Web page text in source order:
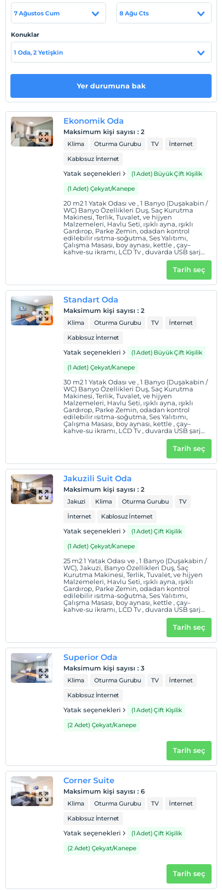
19 km uzaklıktadır. En yakın havaalanı olan İstanbul
Havaalanı 34 km mesafededir.
En erken saat 14:00 ve sonrası
Check/out
En geç saat 11:00 ve öncesi
Evcil hayvan barınabilir
Sigara içilen alanlar var
2 yaşına kadar olan bebekler ücretsizdir.
Her bir oda için 1. çocuk 4 yaşına kadar ücretsizdir
Her bir oda için 2. çocuk 4 yaşına kadar ücretsizdir
7 Ağustos Cum 8 Ağu Cts
Konuklar
1 Oda, 2 Yetişkin
Yer durumuna bak
Ekonomik Oda
Maksimum kişi sayısı : 2
Klima Oturma Gurubu TV
İnternet
Kablosuz İnternet
Yatak seçenekleri
(1 Adet) Büyük Çift Kişilik
(1 Adet) Çekyat/Kanepe
20 m2 1 Yatak Odası ve , 1 Banyo (Duşakabin /
WC) Banyo Özellikleri Duş, Saç Kurutma
Makinesi, Terlik, Tuvalet, ve hijyen
Malzemeleri, Havlu Seti, ışıklı ayna, ışıklı
Gardırop, Parke Zemin, odadan kontrol
edilebilir ısıtma-soğutma, Ses Yalıtımı,
Çalışma Masası, boy aynası, kettle , çay–
kahve-su ikramı, LCD Tv , duvarda USB şarj
Tarih seç
Standart Oda
Maksimum kişi sayısı : 2
Klima Oturma Gurubu TV
İnternet
Kablosuz İnternet
Yatak seçenekleri
(1 Adet) Büyük Çift Kişilik
(1 Adet) Çekyat/Kanepe
30 m2 1 Yatak Odası ve , 1 Banyo (Duşakabin /
WC) Banyo Özellikleri Duş, Saç Kurutma
Makinesi, Terlik, Tuvalet, ve hijyen
Malzemeleri, Havlu Seti, ışıklı ayna, ışıklı
Gardırop, Parke Zemin, odadan kontrol
edilebilir ısıtma-soğutma, Ses Yalıtımı,
Çalışma Masası, boy aynası, kettle , çay–
kahve-su ikramı, LCD Tv , duvarda USB şarj
Tarih seç
Jakuzili Suit Oda
Maksimum kişi sayısı : 2
Jakuzi Klima Oturma Gurubu
TV
İnternet
Kablosuz İnternet
Yatak seçenekleri
(1 Adet) Çift Kişilik
(1 Adet) Çekyat/Kanepe
25 m2 1 Yatak Odası ve , 1 Banyo (Duşakabin /
WC), Jakuzi, Banyo Özellikleri Duş, Saç
Kurutma Makinesi, Terlik, Tuvalet, ve hijyen
Malzemeleri, Havlu Seti, ışıklı ayna, ışıklı
Gardırop, Parke Zemin, odadan kontrol
edilebilir ısıtma-soğutma, Ses Yalıtımı,
Çalışma Masası, boy aynası, kettle , çay–
kahve-su ikramı, LCD Tv , duvarda USB şarj
Tarih seç
Superior Oda
Maksimum kişi sayısı : 3
Klima Oturma Gurubu TV
İnternet
Kablosuz İnternet
Yatak seçenekleri
(1 Adet) Çift Kişilik
(2 Adet) Çekyat/Kanepe
Tarih seç
Corner Suite
Maksimum kişi sayısı : 6
Klima Oturma Gurubu TV
İnternet
Kablosuz İnternet
Yatak seçenekleri
(1 Adet) Çift Kişilik
(2 Adet) Çekyat/Kanepe
Tarih seç